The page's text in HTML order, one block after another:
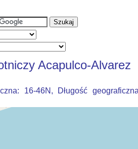
Acapulco-Alvarez
16-46N, Długość